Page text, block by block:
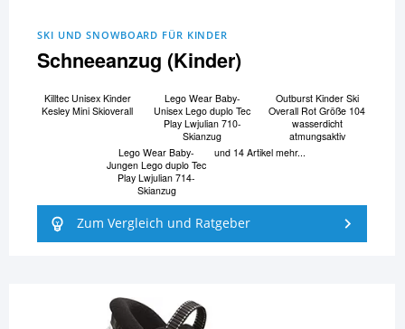
SKI UND SNOWBOARD FÜR KINDER
Schneeanzug (Kinder)
Killtec Unisex Kinder
Kesley Mini Skioverall
Lego Wear Baby-
Unisex Lego duplo Tec
Play Lwjulian 710-
Skianzug
Outburst Kinder Ski
Overall Rot Größe 104
wasserdicht
atmungsaktiv
Lego Wear Baby-
Jungen Lego duplo Tec
Play Lwjulian 714-
Skianzug
und 14 Artikel mehr...
Zum Vergleich und Ratgeber